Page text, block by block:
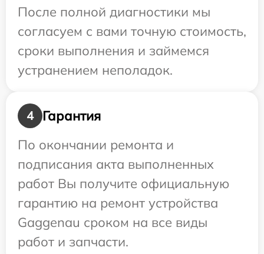
После полной диагностики мы
согласуем с вами точную стоимость,
сроки выполнения и займемся
устранением неполадок.
4
Гарантия
По окончании ремонта и
подписания акта выполненных
работ Вы получите официальную
гарантию на ремонт устройства
Gaggenau сроком на все виды
работ и запчасти.